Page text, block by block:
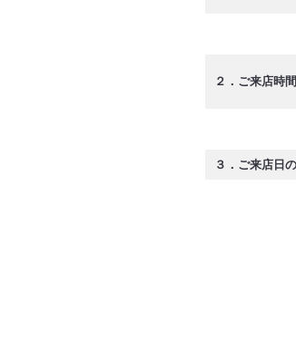
２．ご来店時
３．ご来店日